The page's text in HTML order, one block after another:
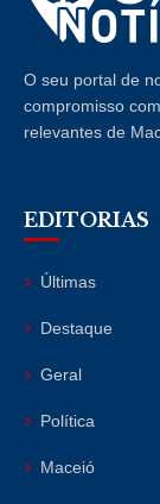
O seu portal de
compromisso
relevantes de
EDITORIAS
Últimas
Destaque
Geral
Política
Maceió